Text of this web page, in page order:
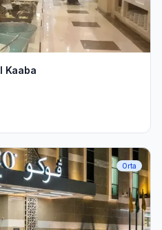
Kaaba
Orta